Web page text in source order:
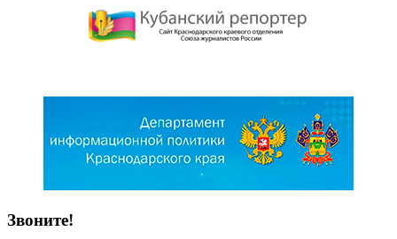
Звоните!